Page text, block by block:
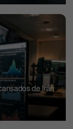
de Irán